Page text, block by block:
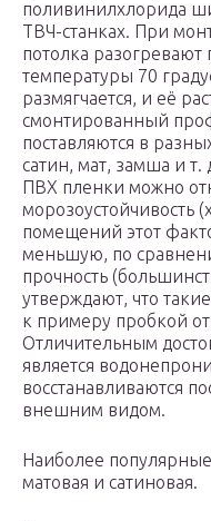
поливинилхлорида
ТВЧ-станках. При
потолка
температуры 70
размягчается, и её
смонтированный
поставляются в
сатин, мат, замша и т.
ПВХ пленки можно
морозоустойчивость
помещений этот
меньшую, по
прочность
утверждают, что
к примеру пробкой
Отличительным
является
восстанавливаются
внешним видом.
Наиболее
матовая и сатиновая.